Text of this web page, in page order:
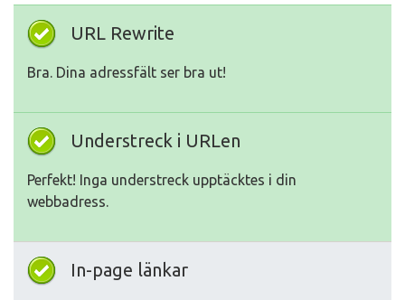
URL Rewrite
Bra. Dina adressfält ser bra ut!
Understreck i URLen
Perfekt! Inga understreck upptäcktes i din
webbadress.
In-page länkar